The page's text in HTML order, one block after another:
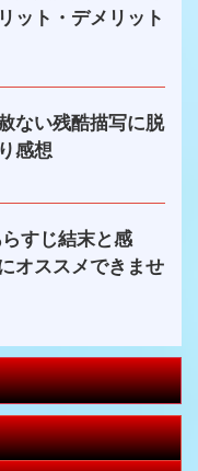
ット・デメリット
ない残酷描写に脱
感想
すじ結末と感
オススメできませ